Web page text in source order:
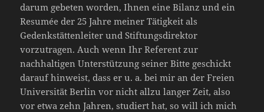
darum gebeten worden, Ihnen eine Bilanz und ein
Resumée der 25 Jahre meiner Tätigkeit als
Gedenkstättenleiter und Stiftungsdirektor
vorzutragen. Auch wenn Ihr Referent zur
nachhaltigen Unterstützung seiner Bitte geschickt
darauf hinweist, dass er u. a. bei mir an der Freien
Universität Berlin vor nicht allzu langer Zeit, also
vor etwa zehn Jahren, studiert hat, so will ich mich